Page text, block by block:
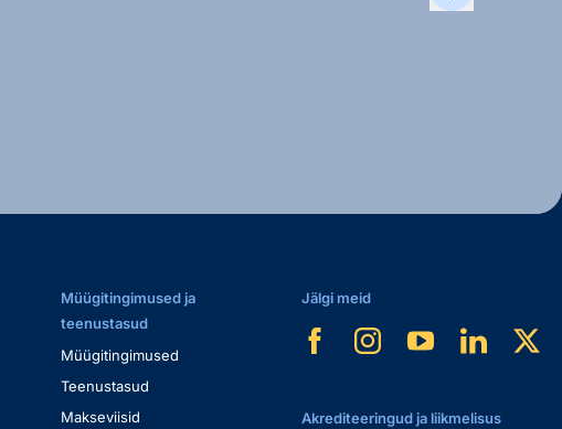
Müügitingimused ja
teenustasud
Müügitingimused
Teenustasud
Makseviisid
Jälgi meid
Akrediteeringud ja liikmelisus